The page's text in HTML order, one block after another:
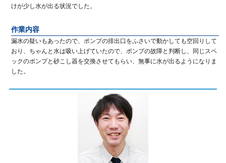
けが少し水が出る状況でした。
作業内容
漏水の疑いもあったので、ポンプの排出口をふさいで動かしても空回りして
おり、ちゃんと水は吸い上げていたので、ポンプの故障と判断し、同じスペ
ックのポンプと砂こし器を交換させてもらい、無事に水が出るようになりま
した。